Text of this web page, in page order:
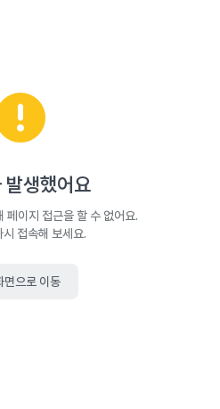
발생했어요
페이지 접근을 할 수 없어요.
시 접속해 보세요.
면으로 이동